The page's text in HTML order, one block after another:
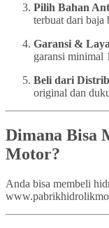
Pilih Bahan
terbuat dari baja
Garansi &
garansi minimal
Beli dari
original dan
Dimana Bisa
Motor?
Anda bisa membeli